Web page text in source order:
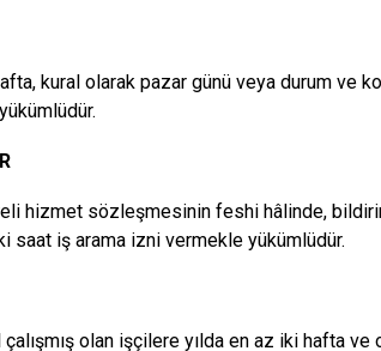
kural olarak pazar günü veya durum ve
hizmet sözleşmesinin feshi hâlinde,
saat iş arama izni vermekle yükümlüdür.
çalışmış olan işçilere yılda en az iki hafta